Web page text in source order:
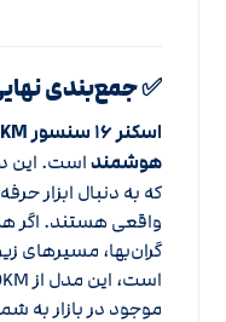
✅ جمع‌بندی
اسکنر ۱۶ سنسور OKM
هوشمنداست. این
که به دنبال ابزار
واقعی هستند. اگر
گران‌بها، مسیرهای
موجود در بازار به